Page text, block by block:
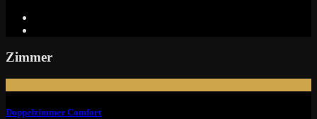
Zimmer
Doppelzimmer Comfort